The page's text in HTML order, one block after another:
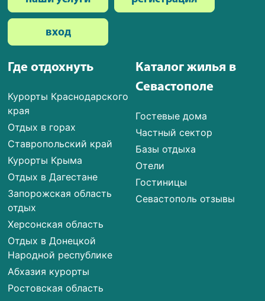
Где отдохнуть
Курорты Краснодарского
края
Отдых в горах
Ставропольский край
Курорты Крыма
Отдых в Дагестане
Запорожская область
отдых
Херсонская область
Отдых в Донецкой
Народной республике
Абхазия курорты
Ростовская область
Каталог жилья в
Севастополе
Гостевые дома
Частный сектор
Базы отдыха
Отели
Гостиницы
Севастополь отзывы
вход